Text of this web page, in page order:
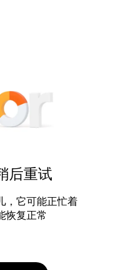
后重试
，它可能正忙着
恢复正常